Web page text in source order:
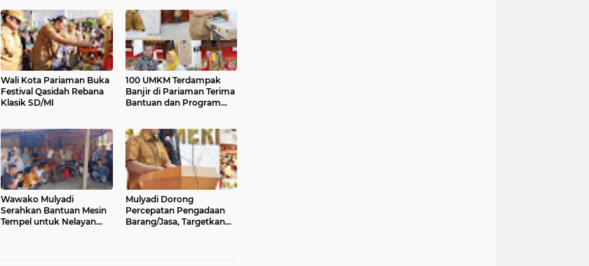
Wali Kota Pariaman Buka
Festival Qasidah Rebana
Klasik SD/MI
100 UMKM Terdampak
Banjir di Pariaman Terima
Bantuan dan Program
Wawako Mulyadi
Serahkan Bantuan Mesin
Tempel untuk Nelayan
Mulyadi Dorong
Percepatan Pengadaan
Barang/Jasa, Targetkan